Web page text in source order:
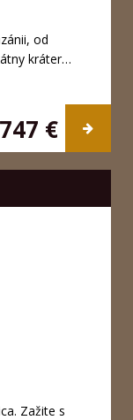
od
kráter…
€
Zažite s